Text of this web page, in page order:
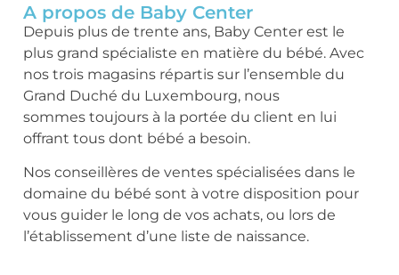
A propos de Baby Center
Depuis plus de trente ans, Baby Center est le
plus grand spécialiste en matière du bébé. Avec
nos trois magasins répartis sur l’ensemble du
Grand Duché du Luxembourg, nous
sommes toujours à la portée du client en lui
offrant tous dont bébé a besoin.
Nos conseillères de ventes spécialisées dans le
domaine du bébé sont à votre disposition pour
vous guider le long de vos achats, ou lors de
l’établissement d’une liste de naissance.